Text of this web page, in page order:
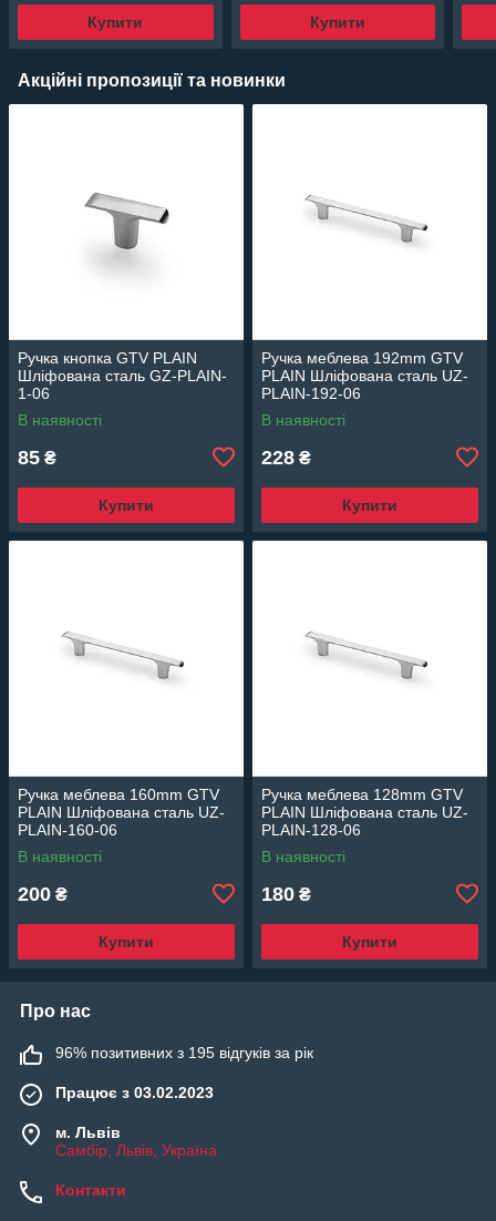
Купити Купити
Акційні пропозиції та новинки
Ручка кнопка GTV PLAIN
Шліфована сталь GZ-PLAIN-
1-06
В наявності
85 ₴
Купити
Ручка меблева 192mm GTV
PLAIN Шліфована сталь UZ-
PLAIN-192-06
В наявності
228 ₴
Купити
Ручка меблева 160mm GTV
PLAIN Шліфована сталь UZ-
PLAIN-160-06
В наявності
200 ₴
Купити
Ручка меблева 128mm GTV
PLAIN Шліфована сталь UZ-
PLAIN-128-06
В наявності
180 ₴
Купити
Про нас
96% позитивних з 195 відгуків за рік
Працює з 03.02.2023
м. Львів
Самбір, Львів, Україна
Контакти